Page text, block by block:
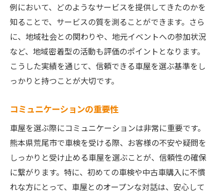
車検サービス選びのポイント！地域密着の重要
性
信頼できる地元のネットワーク
地域の交通事情に精通したサービス
親しみやすいスタッフによる対応
地域特有のニーズを理解
地元の推奨車検プラン
地域密着型の安心感
イシカワモーターに学ぶ信頼の車屋選びの秘訣
信頼の積み重ねが鍵
お客様第一のサービス精神
地元での評価が支える信頼
例において、どのようなサービスを提供してきたのかを
知ることで、サービスの質を測ることができます。さら
に、地域社会との関わりや、地元イベントへの参加状況
など、地域密着型の活動も評価のポイントとなります。
こうした実績を通じて、信頼できる車屋を選ぶ基準をし
っかりと持つことが大切です。
コミュニケーションの重要性
車屋を選ぶ際にコミュニケーションは非常に重要です。
熊本県荒尾市で車検を受ける際、お客様の不安や疑問を
しっかりと受け止める車屋を選ぶことが、信頼性の確保
に繋がります。特に、初めての車検や中古車購入に不慣
れな方にとって、車屋とのオープンな対話は、安心して